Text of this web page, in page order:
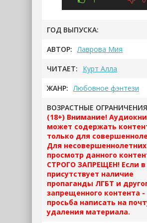
ГОД ВЫПУСКА:
АВТОР: Лаврова Мия
ЧИТАЕТ: Курт Алла
ЖАНР: Любовное фэнтези
ВОЗРАСТНЫЕ
(18+) Внимание!
может содержать
только для
Для несовершеннолетних
просмотр данного
СТРОГО ЗАПРЕЩЕН! Если в
присутствует наличие
пропаганды ЛГБТ и
запрещенного контента -
просьба написать на
удаления материала.